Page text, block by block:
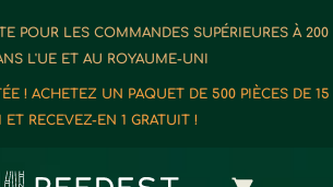
POUR LES COMMANDES SUPÉRIEURES À 200
L'UE ET AU ROYAUME-UNI
! ACHETEZ UN PAQUET DE 500 PIÈCES DE 15
ET RECEVEZ-EN 1 GRATUIT !